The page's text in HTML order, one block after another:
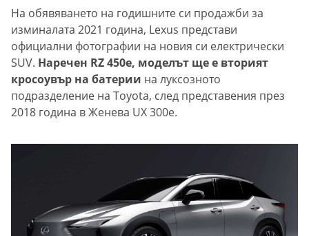
На обявяването на годишните си продажби за
изминалата 2021 година, Lexus представи
официални фотографии на новия си електрически
SUV. Наречен RZ 450e, моделът ще е вторият
кросоувър на батерии на луксозното
подразделение на Toyota, след представения през
2018 година в Женева UX 300e.